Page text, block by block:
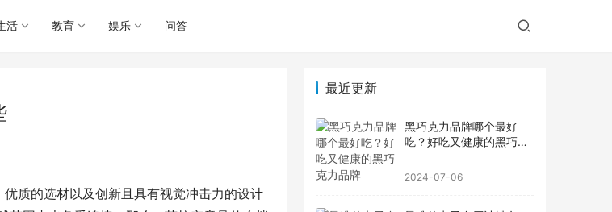
活 教育 娱乐 问答
质的选材以及创新且具有视觉冲击力的设计
最近更新
黑巧克力品牌哪个最好
吃？好吃又健康的黑巧克
2024-07-06